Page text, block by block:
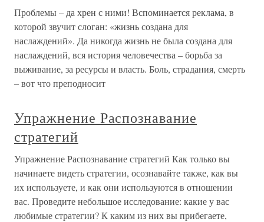
Проблемы – да хрен с ними! Вспоминается реклама, в
которой звучит слоган: «жизнь создана для
наслаждений». Да никогда жизнь не была создана для
наслаждений, вся история человечества – борьба за
выживание, за ресурсы и власть. Боль, страдания, смерть
– вот что преподносит
Упражнение Распознавание
стратегий
Упражнение Распознавание стратегий Как только вы
начинаете видеть стратегии, осознавайте также, как вы
их используете, и как они используются в отношении
вас. Проведите небольшое исследование: какие у вас
любимые стратегии? К каким из них вы прибегаете,